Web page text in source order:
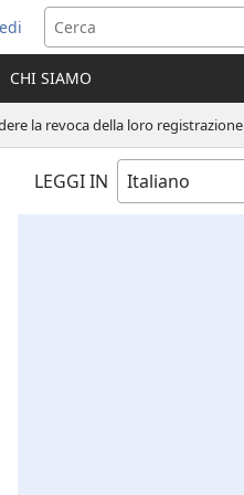
CHI SIAMO
la revoca della loro registrazione
LEGGI IN